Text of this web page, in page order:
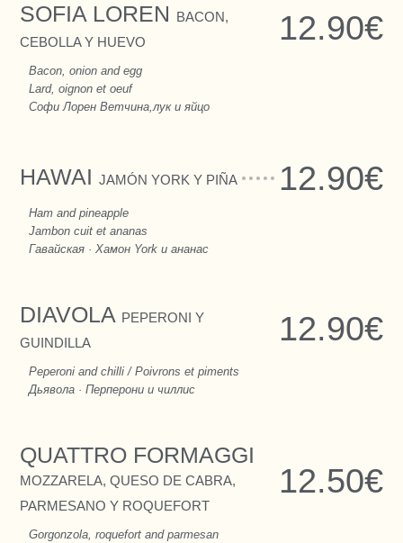
SOFIA LOREN BACON,
CEBOLLA Y HUEVO
12.90€
Bacon, onion and egg
Lard, oignon et oeuf
Софи Лорен Ветчина,лук и яйцо
HAWAI JAMÓN YORK Y PIÑA 12.90€
Ham and pineapple
Jambon cuit et ananas
Гавайская · Хамон York и ананас
DIAVOLA PEPERONI Y
GUINDILLA
12.90€
Peperoni and chilli / Poivrons et piments
Дьявола · Перперони и чиллис
QUATTRO FORMAGGI
MOZZARELA, QUESO DE CABRA,
PARMESANO Y ROQUEFORT
12.50€
Gorgonzola, roquefort and parmesan